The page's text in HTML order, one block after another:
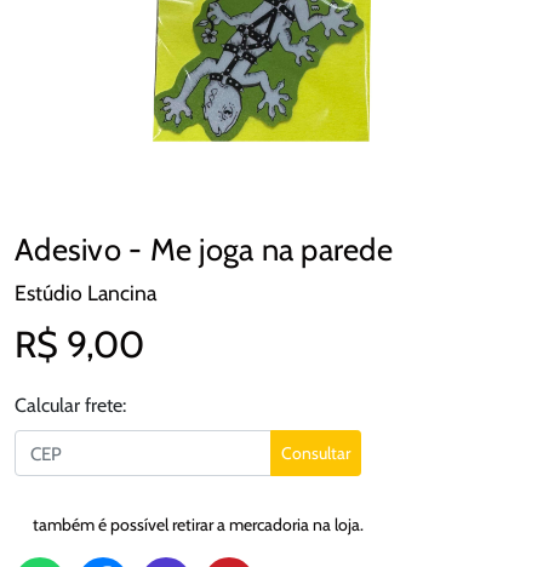
Adesivo - Me joga na parede
Estúdio Lancina
R$ 9,00
Calcular frete:
Consultar
também é possível retirar a mercadoria na loja.